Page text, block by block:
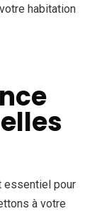
habitation
essentiel pour
à votre